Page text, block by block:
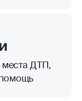
места ДТП,